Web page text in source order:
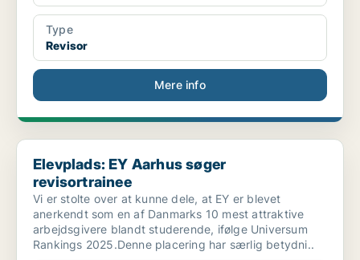
Type
Revisor
Mere info
Elevplads: EY Aarhus søger revisortrainee
Elevplads: EY Aarhus søger
revisortrainee
Vi er stolte over at kunne dele, at EY er blevet
anerkendt som en af Danmarks 10 mest attraktive
arbejdsgivere blandt studerende, ifølge Universum
Rankings 2025.Denne placering har særlig betydni..